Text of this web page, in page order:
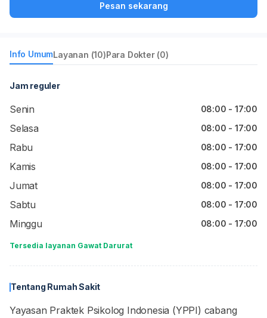
Pesan sekarang
Info UmumLayanan (10)Para Dokter (0)
Jam reguler
Senin 08:00 - 17:00
Selasa 08:00 - 17:00
Rabu 08:00 - 17:00
Kamis 08:00 - 17:00
Jumat 08:00 - 17:00
Sabtu 08:00 - 17:00
Minggu 08:00 - 17:00
Tersedia layanan Gawat Darurat
Tentang Rumah Sakit
Yayasan Praktek Psikolog Indonesia (YPPI) cabang